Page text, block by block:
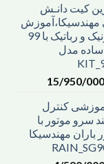
کیت دانـش
مهندسیکا،آموزش
الکترونیک و رباتیک با 99
ساده مدل
15/950/000
کنترل
سرو موتور با
باران مهندسیکا